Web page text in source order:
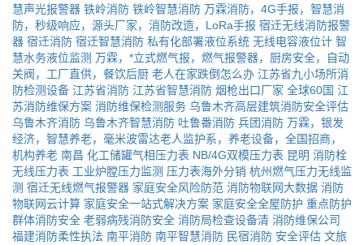
慧声光报警器 铁岭消防 铁岭智慧消防 万霖消防，4G手报，智慧消
防，秒级响应，源头厂家，消防改造，LoRa手报 宿迁无线消防报警
器 宿迁消防 宿迁智慧消防 私有化部署液位系统 无线电容液位计 智
慧水务液位监测 万霖，*立式燃气报，燃气报警器，厨房安全，自动
关阀，工厂直供，餐饮后厨 老人在家跌倒怎么办 江苏省九小场所消
防检测设备 江苏省消防 江苏省智慧消防 烟枪出口厂家 全球60国 江
苏消防维保方案 消防维保检测服务 乌鲁木齐高层建筑消防安全评估
乌鲁木齐消防 乌鲁木齐智慧消防 吐鲁番消防 兵团消防 万霖，银发
经济，智慧养老，毫米波雷达老人监护系，养老设备，全国招商，
机构养老 南昌 化工储罐气相压力表 NB/4G双模压力表 昆明 消防栓
无线压力表 工业炉膛压力监测 压力表海外分销 杭州燃气压力无线监
测 宿迁无线燃气报警器 家庭安全风险防范 消防物联网大数据 消防
物联网云计算 家庭安全一站式解决方案 家庭安全全屋防护 重点防护
群体消防安全 老弱病残消防安全 消防局检查设备清 消防维保公司
福建消防柔性执法 南平消防 南平智慧消防 民宿消防 安全评估 文旅